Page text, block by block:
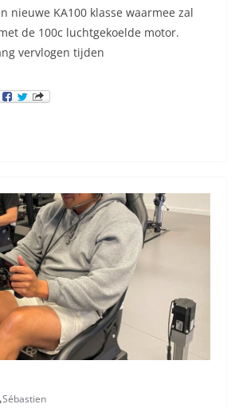
nieuwe KA100 klasse waarmee zal
de 100c luchtgekoelde motor.
vervlogen tijden
Sébastien